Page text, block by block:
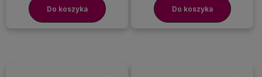
Do koszyka Do koszyka